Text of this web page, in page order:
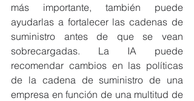
más importante, también puede
ayudarlas a fortalecer las cadenas de
suministro antes de que se vean
sobrecargadas. La IA puede
recomendar cambios en las políticas
de la cadena de suministro de una
empresa en función de una multitud de